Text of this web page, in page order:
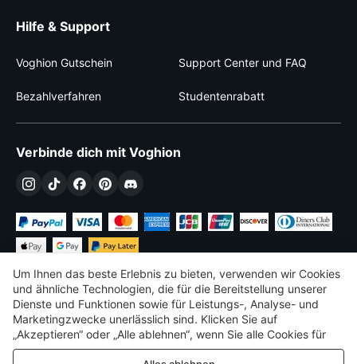
Hilfe & Support
Voghion Gutschein Support Center und FAQ
Bezahlverfahren Studentenrabatt
Verbinde dich mit Voghion
Ft HUF Hungary
©2026 Voghion
Um Ihnen das beste Erlebnis zu bieten, verwenden wir Cookies
und ähnliche Technologien, die für die Bereitstellung unserer
Dienste und Funktionen sowie für Leistungs-, Analyse- und
Marketingzwecke unerlässlich sind. Klicken Sie auf
„Akzeptieren“ oder „Alle ablehnen“, wenn Sie alle Cookies für
Leistungs-, Analyse- und Marketingzwecke zulassen oder